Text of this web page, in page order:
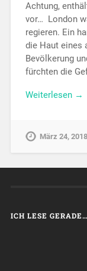
Achtung,
vor… London
regieren. Ein
die Haut eines
Bevölkerung
fürchten die
Weiterlesen →
März 24, 2018
ICH LESE GERADE…